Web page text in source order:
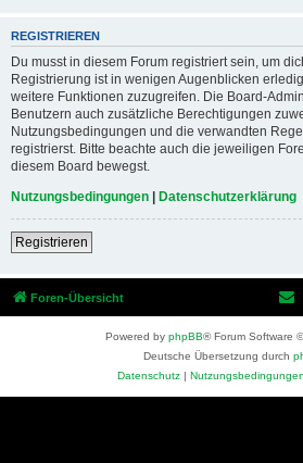
REGISTRIEREN
Du musst in diesem Forum registriert sein, um
Registrierung ist in wenigen Augenblicken
weitere Funktionen zuzugreifen. Die Board-
Benutzern auch zusätzliche Berechtigungen
Nutzungsbedingungen und die verwandten
registrierst. Bitte beachte auch die jeweiligen
diesem Board bewegst.
Nutzungsbedingungen | Datenschutzerklärung
Registrieren
Foren-Übersicht
Powered by phpBB® Forum Software
Deutsche Übersetzung durch
Datenschutz | Nutzungsbedingungen